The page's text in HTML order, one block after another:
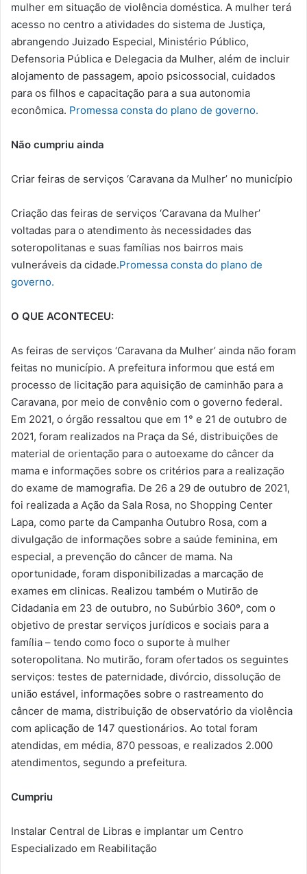
mulher em situação de violência doméstica. A mulher terá
acesso no centro a atividades do sistema de Justiça,
abrangendo Juizado Especial, Ministério Público,
Defensoria Pública e Delegacia da Mulher, além de incluir
alojamento de passagem, apoio psicossocial, cuidados
para os filhos e capacitação para a sua autonomia
econômica. Promessa consta do plano de governo.
Não cumpriu ainda
Criar feiras de serviços ‘Caravana da Mulher’ no município
Criação das feiras de serviços ‘Caravana da Mulher’
voltadas para o atendimento às necessidades das
soteropolitanas e suas famílias nos bairros mais
vulneráveis da cidade.Promessa consta do plano de
governo.
O QUE ACONTECEU:
As feiras de serviços ‘Caravana da Mulher’ ainda não foram
feitas no município. A prefeitura informou que está em
processo de licitação para aquisição de caminhão para a
Caravana, por meio de convênio com o governo federal.
Em 2021, o órgão ressaltou que em 1° e 21 de outubro de
2021, foram realizados na Praça da Sé, distribuições de
material de orientação para o autoexame do câncer da
mama e informações sobre os critérios para a realização
do exame de mamografia. De 26 a 29 de outubro de 2021,
foi realizada a Ação da Sala Rosa, no Shopping Center
Lapa, como parte da Campanha Outubro Rosa, com a
divulgação de informações sobre a saúde feminina, em
especial, a prevenção do câncer de mama. Na
oportunidade, foram disponibilizadas a marcação de
exames em clinicas. Realizou também o Mutirão de
Cidadania em 23 de outubro, no Subúrbio 360º, com o
objetivo de prestar serviços jurídicos e sociais para a
família – tendo como foco o suporte à mulher
soteropolitana. No mutirão, foram ofertados os seguintes
serviços: testes de paternidade, divórcio, dissolução de
união estável, informações sobre o rastreamento do
câncer de mama, distribuição de observatório da violência
com aplicação de 147 questionários. Ao total foram
atendidas, em média, 870 pessoas, e realizados 2.000
atendimentos, segundo a prefeitura.
Cumpriu
Instalar Central de Libras e implantar um Centro
Especializado em Reabilitação